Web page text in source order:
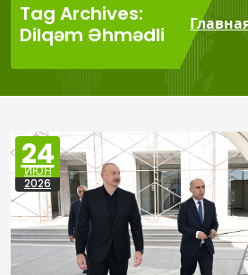
Tag Archives:
Dilqəm Əhmədli
24
ИЮН
2026